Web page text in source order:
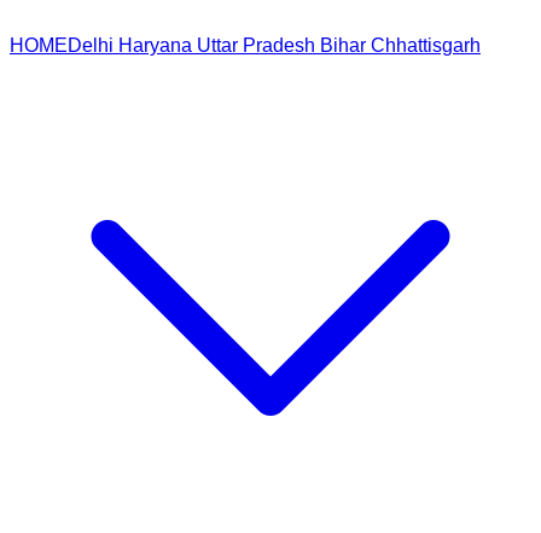
HOMEDelhi Haryana Uttar Pradesh Bihar Chhattisgarh